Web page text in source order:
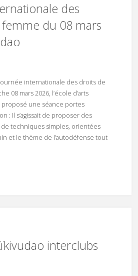
des
du 08 mars
internationale des droits de
08 mars 2026, l’école d’arts
proposé une séance portes
: Il s’agissait de proposer des
de techniques simples, orientées
et le thème de l’autodéfense tout
interclubs